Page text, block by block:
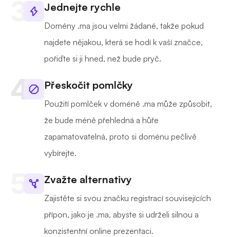
Jednejte rychle
Domény .ma jsou velmi žádané, takže pokud
najdete nějakou, která se hodí k vaší značce,
pořiďte si ji hned, než bude pryč.
Přeskočit pomlčky
Použití pomlček v doméně .ma může způsobit,
že bude méně přehledná a hůře
zapamatovatelná, proto si doménu pečlivě
vybírejte.
Zvažte alternativy
Zajistěte si svou značku registrací souvisejících
přípon, jako je .ma, abyste si udrželi silnou a
konzistentní online prezentaci.